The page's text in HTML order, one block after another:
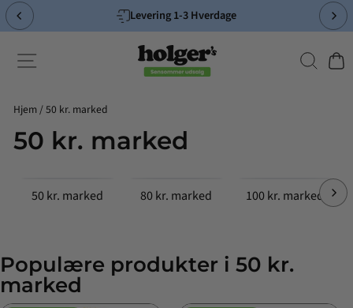
Spring
til
Pause
slideshow
Levering 1-3 Hverdage
Side-navigation
Søg
Hjem/50 kr. marked
50 kr. marked
50 kr. marked 80 kr. marked 100 kr. marked
Populære produkter i 50 kr.
marked